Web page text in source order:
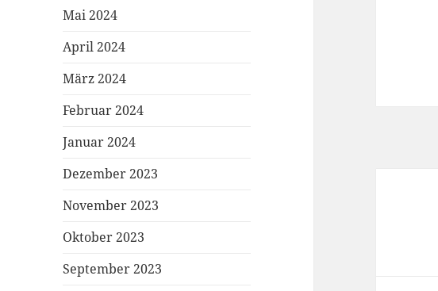
Mai 2024
April 2024
März 2024
Februar 2024
Januar 2024
Dezember 2023
November 2023
Oktober 2023
September 2023